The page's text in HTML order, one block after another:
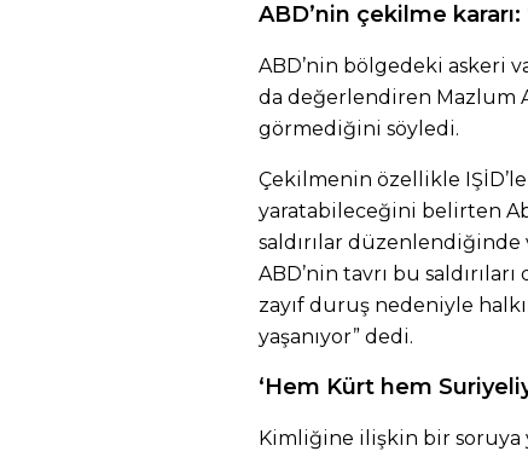
ABD’nin çekilme kararı:
ABD’nin bölgedeki askeri
da değerlendiren Mazlum
görmediğini söyledi.
Çekilmenin özellikle
yaratabileceğini belirten
saldırılar
ABD’nin tavrı bu
zayıf duruş nedeniyle
yaşanıyor” dedi.
‘Hem Kürt hem
Kimliğine ilişkin bir soruya